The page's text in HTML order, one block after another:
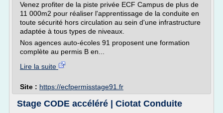
Venez profiter de la piste privée ECF Campus de plus de
11 000m2 pour réaliser l'apprentissage de la conduite en
toute sécurité hors circulation au sein d'une infrastructure
adaptée à tous types de niveaux.
Nos agences auto-écoles 91 proposent une formation
complète au permis B en...
Lire la suite
Site : https://ecfpermisstage91.fr
Stage CODE accéléré | Ciotat Conduite